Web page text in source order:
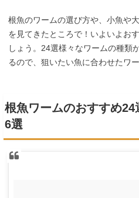
根魚のワームの選び方や、小魚や
を見てきたところで！いよいよお
しょう。24選様々なワームの種類
るので、狙いたい魚に合わせたワ
根魚ワームのおすすめ
6選